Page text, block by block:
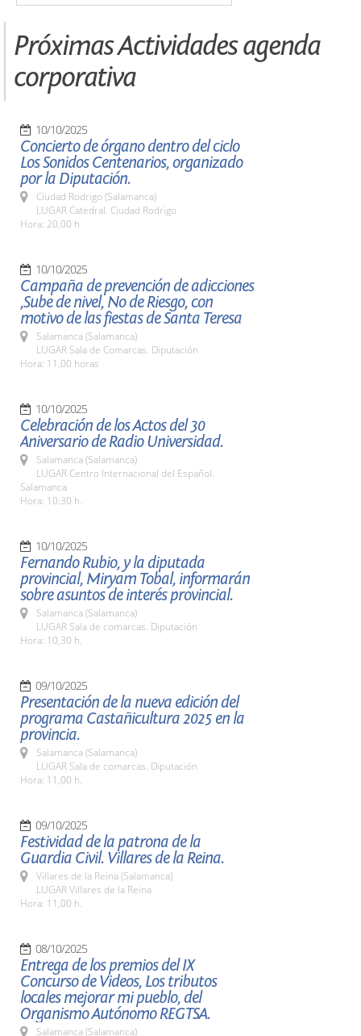
Próximas Actividades agenda
corporativa
10/10/2025
Concierto de órgano dentro del ciclo
Los Sonidos Centenarios, organizado
por la Diputación.
Ciudad Rodrigo (Salamanca)
LUGAR Catedral. Ciudad Rodrigo
Hora: 20,00 h
10/10/2025
Campaña de prevención de adicciones
,Sube de nivel, No de Riesgo, con
motivo de las fiestas de Santa Teresa
Salamanca (Salamanca)
LUGAR Sala de Comarcas. Diputación
Hora: 11,00 horas
10/10/2025
Celebración de los Actos del 30
Aniversario de Radio Universidad.
Salamanca (Salamanca)
LUGAR Centro Internacional del Español.
Salamanca
Hora: 10:30 h.
10/10/2025
Fernando Rubio, y la diputada
provincial, Miryam Tobal, informarán
sobre asuntos de interés provincial.
Salamanca (Salamanca)
LUGAR Sala de comarcas. Diputación
Hora: 10,30 h.
09/10/2025
Presentación de la nueva edición del
programa Castañicultura 2025 en la
provincia.
Salamanca (Salamanca)
LUGAR Sala de comarcas. Diputación
Hora: 11,00 h.
09/10/2025
Festividad de la patrona de la
Guardia Civil. Villares de la Reina.
Villares de la Reina (Salamanca)
LUGAR Villares de la Reina
Hora: 11,00 h.
08/10/2025
Entrega de los premios del IX
Concurso de Videos, Los tributos
locales mejorar mi pueblo, del
Organismo Autónomo REGTSA.
Salamanca (Salamanca)